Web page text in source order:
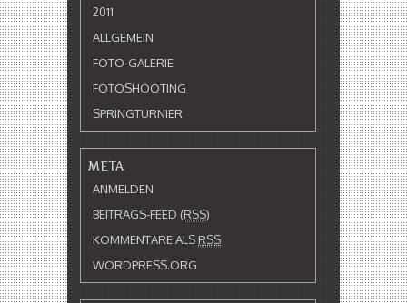
2011
ALLGEMEIN
FOTO-GALERIE
FOTOSHOOTING
SPRINGTURNIER
META
ANMELDEN
BEITRAGS-FEED (RSS)
KOMMENTARE ALS RSS
WORDPRESS.ORG